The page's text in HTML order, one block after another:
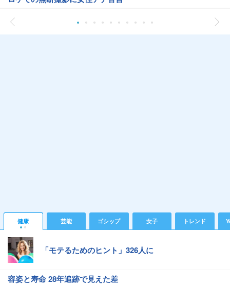
健康 芸能 ゴシップ 女子 トレンド
「モテるためのヒント」326人に
容姿と寿命 28年追跡で見えた差